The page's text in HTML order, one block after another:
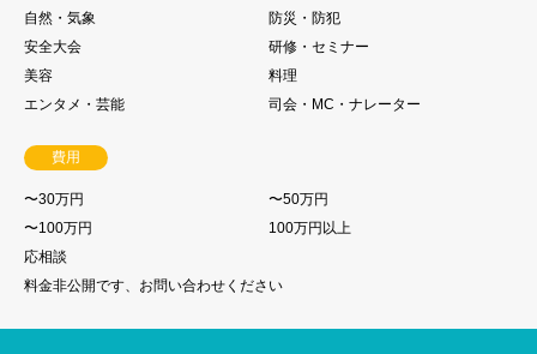
自然・気象
防災・防犯
安全大会
研修・セミナー
美容
料理
エンタメ・芸能
司会・MC・ナレーター
費用
〜30万円
〜50万円
〜100万円
100万円以上
応相談
料金非公開です、お問い合わせください